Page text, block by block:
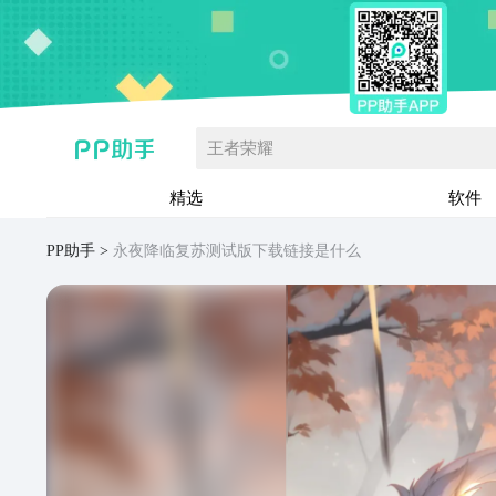
王者荣耀
精选 软件
PP助手 永夜降临复苏测试版下载链接是什么